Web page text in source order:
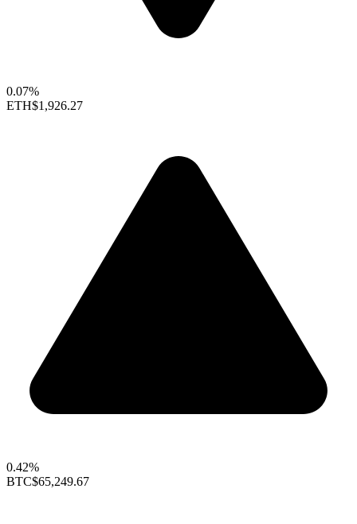
0.07%
ETH$1,926.27
0.42%
BTC$65,249.67